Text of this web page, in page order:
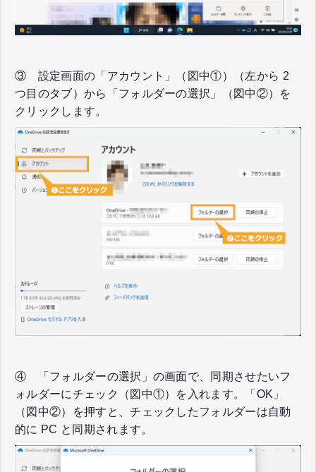
③ 設定画面の「アカウント」（図中①）（左から 2
つ目のタブ）から「フォルダーの選択」（図中②）を
クリックします。
④ 「フォルダーの選択」の画面で、同期させたいフ
ォルダーにチェック（図中①）を入れます。「OK」
（図中②）を押すと、チェックしたフォルダーは自動
的に PC と同期されます。